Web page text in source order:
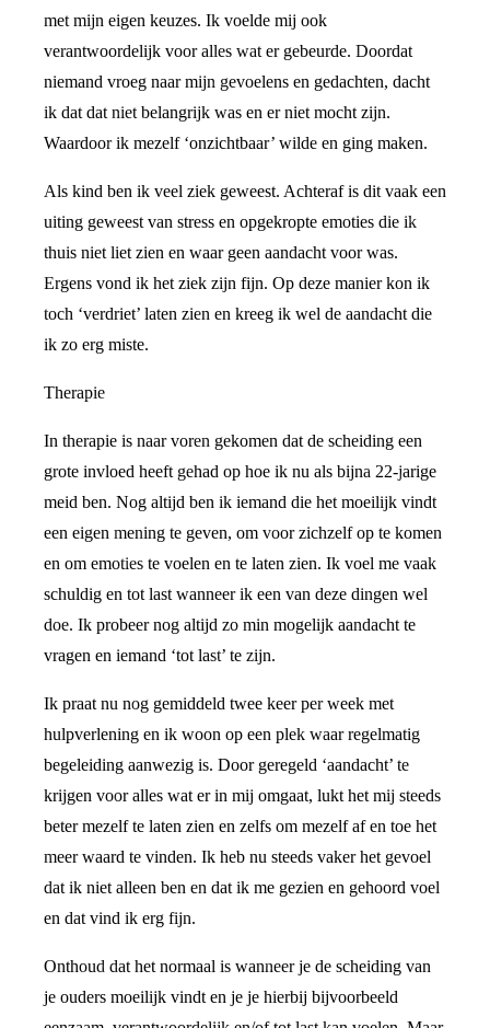
met mijn eigen keuzes. Ik voelde mij ook
verantwoordelijk voor alles wat er gebeurde. Doordat
niemand vroeg naar mijn gevoelens en gedachten, dacht
ik dat dat niet belangrijk was en er niet mocht zijn.
Waardoor ik mezelf ‘onzichtbaar’ wilde en ging maken.
Als kind ben ik veel ziek geweest. Achteraf is dit vaak een
uiting geweest van stress en opgekropte emoties die ik
thuis niet liet zien en waar geen aandacht voor was.
Ergens vond ik het ziek zijn fijn. Op deze manier kon ik
toch ‘verdriet’ laten zien en kreeg ik wel de aandacht die
ik zo erg miste.
Therapie
In therapie is naar voren gekomen dat de scheiding een
grote invloed heeft gehad op hoe ik nu als bijna 22-jarige
meid ben. Nog altijd ben ik iemand die het moeilijk vindt
een eigen mening te geven, om voor zichzelf op te komen
en om emoties te voelen en te laten zien. Ik voel me vaak
schuldig en tot last wanneer ik een van deze dingen wel
doe. Ik probeer nog altijd zo min mogelijk aandacht te
vragen en iemand ‘tot last’ te zijn.
Ik praat nu nog gemiddeld twee keer per week met
hulpverlening en ik woon op een plek waar regelmatig
begeleiding aanwezig is. Door geregeld ‘aandacht’ te
krijgen voor alles wat er in mij omgaat, lukt het mij steeds
beter mezelf te laten zien en zelfs om mezelf af en toe het
meer waard te vinden. Ik heb nu steeds vaker het gevoel
dat ik niet alleen ben en dat ik me gezien en gehoord voel
en dat vind ik erg fijn.
Onthoud dat het normaal is wanneer je de scheiding van
je ouders moeilijk vindt en je je hierbij bijvoorbeeld